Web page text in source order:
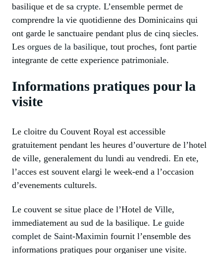
basilique et de sa crypte. L’ensemble permet de
comprendre la vie quotidienne des Dominicains qui
ont garde le sanctuaire pendant plus de cinq siecles.
Les orgues de la basilique, tout proches, font partie
integrante de cette experience patrimoniale.
Informations pratiques pour la
visite
Le cloitre du Couvent Royal est accessible
gratuitement pendant les heures d’ouverture de l’hotel
de ville, generalement du lundi au vendredi. En ete,
l’acces est souvent elargi le week-end a l’occasion
d’evenements culturels.
Le couvent se situe place de l’Hotel de Ville,
immediatement au sud de la basilique. Le guide
complet de Saint-Maximin fournit l’ensemble des
informations pratiques pour organiser une visite.